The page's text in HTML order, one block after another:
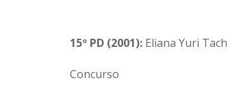
15º PD (2001): Eliana Yuri
Concurso